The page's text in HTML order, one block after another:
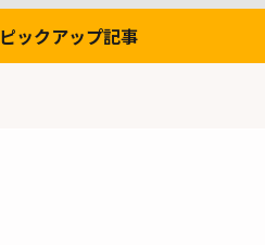
ピックアップ記事